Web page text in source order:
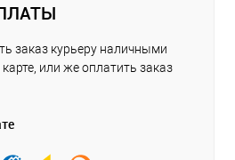
заказ курьеру наличными
или же оплатить заказ